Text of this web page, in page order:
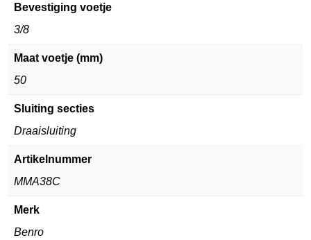
Bevestiging voetje
3/8
Maat voetje (mm)
50
Sluiting secties
Draaisluiting
Artikelnummer
MMA38C
Merk
Benro